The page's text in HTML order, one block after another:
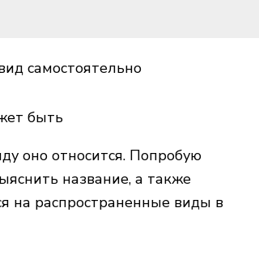
самостоятельно
быть
оно относится. Попробую
название, а также
на распространенные виды в